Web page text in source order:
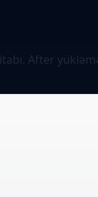
After